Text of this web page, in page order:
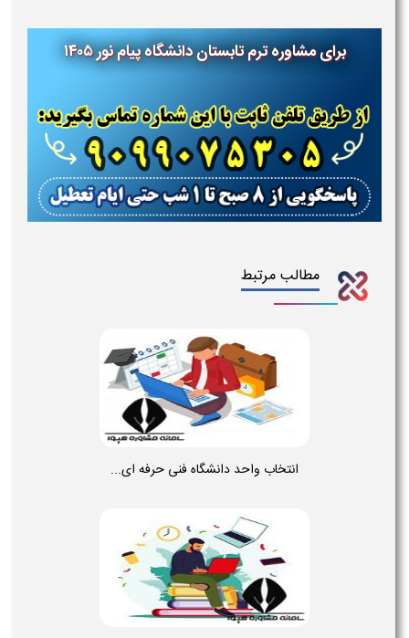
برای مشاوره ترم تابستان دانشگاه پیام نور ۱۴۰۵
مطالب مرتبط
انتخاب واحد دانشگاه فنی حرفه ای...